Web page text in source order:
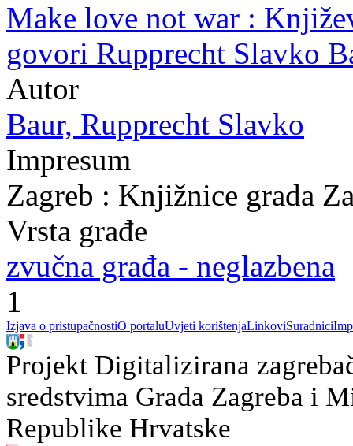
Make love not war :
govori Rupprecht Slavko
Autor
Baur, Rupprecht Slavko
Impresum
Zagreb : Knjižnice grada
Vrsta građe
zvučna građa - neglazbena
1
Izjava o pristupačnostiO portaluUvjeti korištenjaLinkoviSuradnici
Projekt Digitalizirana
sredstvima Grada Zagreba i
Republike Hrvatske